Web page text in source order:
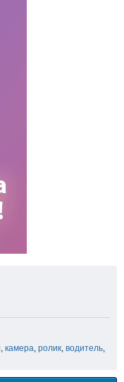
, камера, ролик, водитель,